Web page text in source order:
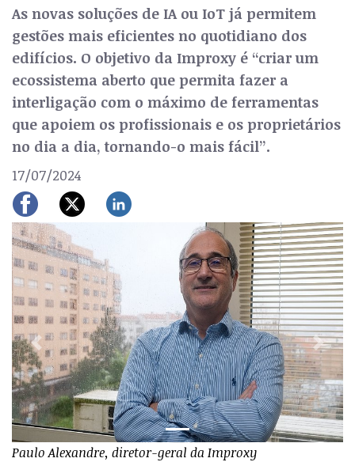
As novas soluções de IA ou IoT já permitem
gestões mais eficientes no quotidiano dos
edifícios. O objetivo da Improxy é “criar um
ecossistema aberto que permita fazer a
interligação com o máximo de ferramentas
que apoiem os profissionais e os proprietários
no dia a dia, tornando-o mais fácil”.
17/07/2024
Paulo Alexandre, diretor-geral da Improxy
Previous Next